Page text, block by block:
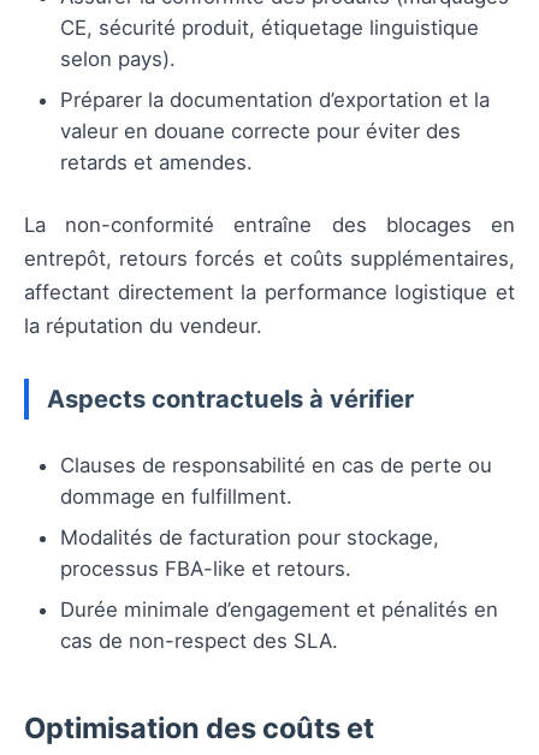
CE, sécurité produit, étiquetage linguistique
selon pays).
Préparer la documentation d’exportation et la
valeur en douane correcte pour éviter des
retards et amendes.
La non-conformité entraîne des blocages en
entrepôt, retours forcés et coûts supplémentaires,
affectant directement la performance logistique et
la réputation du vendeur.
Aspects contractuels à vérifier
Clauses de responsabilité en cas de perte ou
dommage en fulfillment.
Modalités de facturation pour stockage,
processus FBA-like et retours.
Durée minimale d’engagement et pénalités en
cas de non-respect des SLA.
Optimisation des coûts et